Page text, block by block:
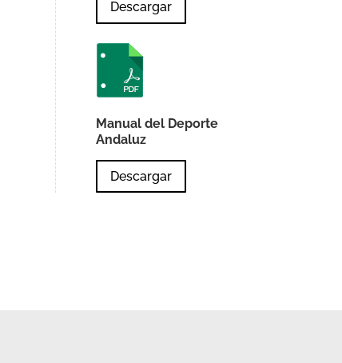
Descargar
Manual del Deporte
Andaluz
Descargar